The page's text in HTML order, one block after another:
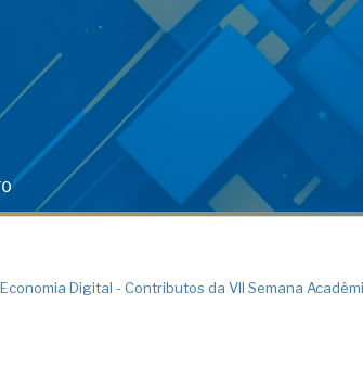
Digital - Contributos da VII Semana